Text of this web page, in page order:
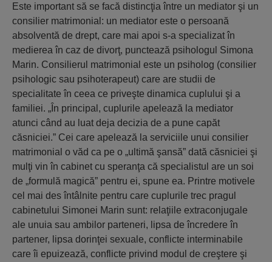
Este important să se facă distincţia între un mediator şi un
consilier matrimonial: un mediator este o persoană
absolventă de drept, care mai apoi s-a specializat în
medierea în caz de divorţ, punctează psihologul Simona
Marin. Consilierul matrimonial este un psiholog (consilier
psihologic sau psihoterapeut) care are studii de
specialitate în ceea ce priveşte dinamica cuplului şi a
familiei. „În principal, cuplurile apelează la mediator
atunci când au luat deja decizia de a pune capăt
căsniciei.” Cei care apelează la serviciile unui consilier
matrimonial o văd ca pe o „ultimă şansă” dată căsniciei şi
mulţi vin în cabinet cu speranţa că specialistul are un soi
de „formulă magică” pentru ei, spune ea. Printre motivele
cel mai des întâlnite pentru care cuplurile trec pragul
cabinetului Simonei Marin sunt: relaţiile extraconjugale
ale unuia sau ambilor parteneri, lipsa de încredere în
partener, lipsa dorinţei sexuale, conflicte interminabile
care îi epuizează, conflicte privind modul de creştere şi